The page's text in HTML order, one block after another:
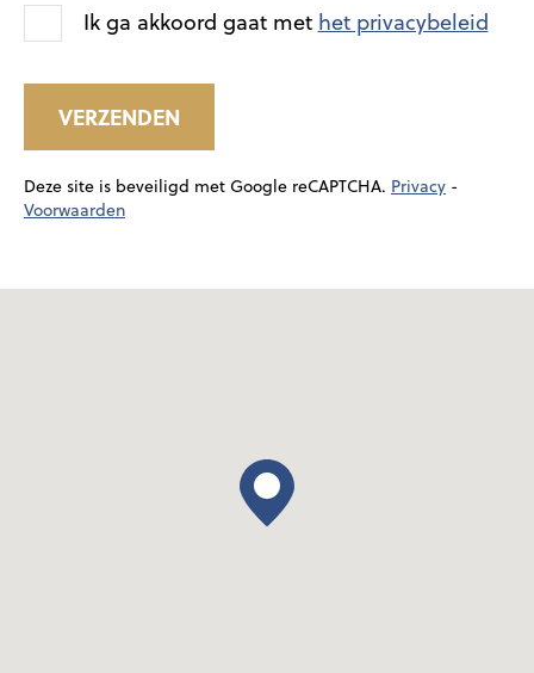
Ik ga akkoord gaat met het privacybeleid
VERZENDEN
Deze site is beveiligd met Google reCAPTCHA. Privacy -
Voorwaarden